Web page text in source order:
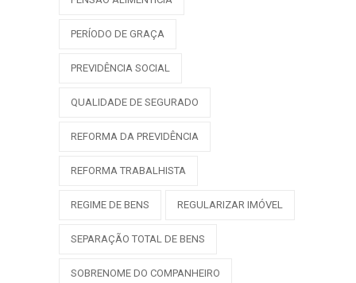
PERÍODO DE GRAÇA
PREVIDÊNCIA SOCIAL
QUALIDADE DE SEGURADO
REFORMA DA PREVIDÊNCIA
REFORMA TRABALHISTA
REGIME DE BENS REGULARIZAR IMÓVEL
SEPARAÇÃO TOTAL DE BENS
SOBRENOME DO COMPANHEIRO